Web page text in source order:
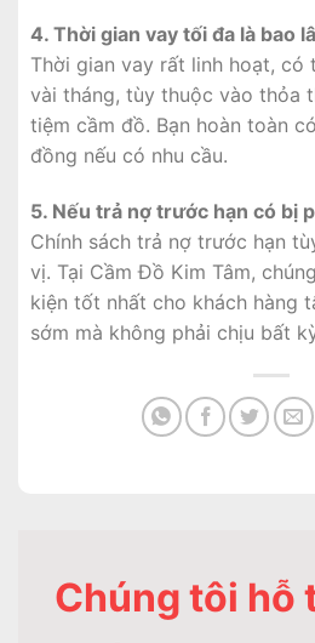
4. Thời gian vay tối đa là bao
Thời gian vay rất linh hoạt, có
vài tháng, tùy thuộc vào thỏa
tiệm cầm đồ. Bạn hoàn toàn
đồng nếu có nhu cầu.
5. Nếu trả nợ trước hạn có bị
Chính sách trả nợ trước hạn
vị. Tại Cầm Đồ Kim Tâm,
kiện tốt nhất cho khách hàng
sớm mà không phải chịu bất
Chúng tôi hỗ